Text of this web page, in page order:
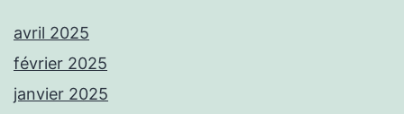
avril 2025
février 2025
janvier 2025